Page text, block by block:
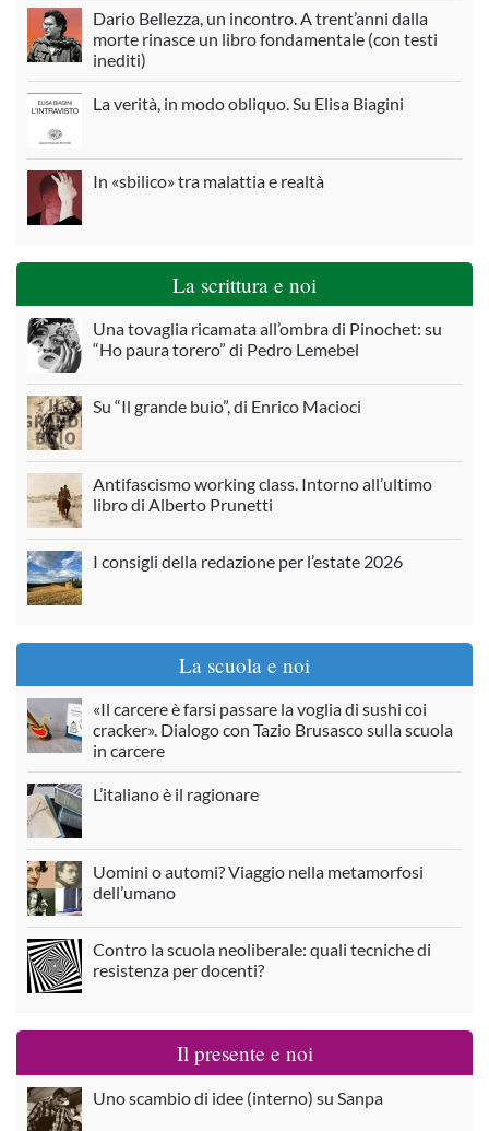
Dario Bellezza, un incontro. A trent’anni dalla
morte rinasce un libro fondamentale (con testi
inediti)
La verità, in modo obliquo. Su Elisa Biagini
In «sbilico» tra malattia e realtà
La scrittura e noi
Una tovaglia ricamata all’ombra di Pinochet: su
“Ho paura torero” di Pedro Lemebel
Su “Il grande buio”, di Enrico Macioci
Antifascismo working class. Intorno all’ultimo
libro di Alberto Prunetti
I consigli della redazione per l’estate 2026
La scuola e noi
«Il carcere è farsi passare la voglia di sushi coi
cracker». Dialogo con Tazio Brusasco sulla scuola
in carcere
L’italiano è il ragionare
Uomini o automi? Viaggio nella metamorfosi
dell’umano
Contro la scuola neoliberale: quali tecniche di
resistenza per docenti?
Il presente e noi
Uno scambio di idee (interno) su Sanpa